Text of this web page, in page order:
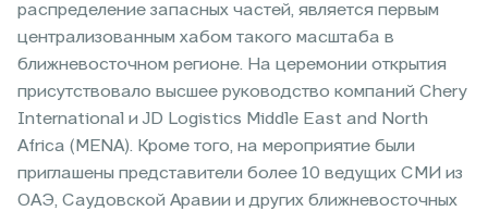
распределение запасных частей, является первым
централизованным хабом такого масштаба в
ближневосточном регионе. На церемонии открытия
присутствовало высшее руководство компаний Chery
International и JD Logistics Middle East and North
Africa (MENA). Кроме того, на мероприятие были
приглашены представители более 10 ведущих СМИ из
ОАЭ, Саудовской Аравии и других ближневосточных